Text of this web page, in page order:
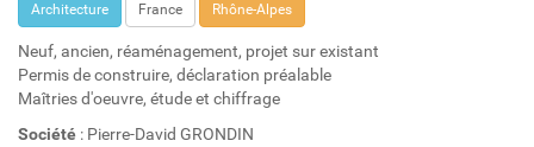
Architecture France Rhône-Alpes
Neuf, ancien, réaménagement, projet sur existant
Permis de construire, déclaration préalable
Maîtries d'oeuvre, étude et chiffrage
Société : Pierre-David GRONDIN